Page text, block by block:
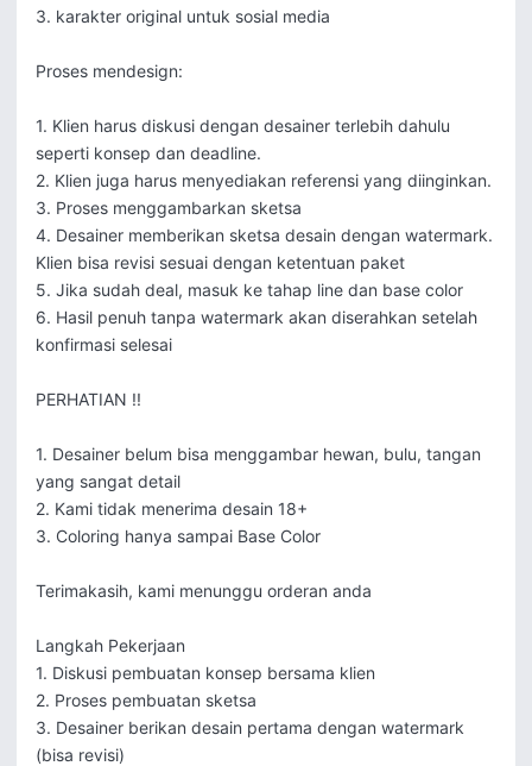
3. karakter original untuk sosial media
Proses mendesign:
1. Klien harus diskusi dengan desainer terlebih dahulu
seperti konsep dan deadline.
2. Klien juga harus menyediakan referensi yang diinginkan.
3. Proses menggambarkan sketsa
4. Desainer memberikan sketsa desain dengan watermark.
Klien bisa revisi sesuai dengan ketentuan paket
5. Jika sudah deal, masuk ke tahap line dan base color
6. Hasil penuh tanpa watermark akan diserahkan setelah
konfirmasi selesai
PERHATIAN !!
1. Desainer belum bisa menggambar hewan, bulu, tangan
yang sangat detail
2. Kami tidak menerima desain 18+
3. Coloring hanya sampai Base Color
Terimakasih, kami menunggu orderan anda
Langkah Pekerjaan
1. Diskusi pembuatan konsep bersama klien
2. Proses pembuatan sketsa
3. Desainer berikan desain pertama dengan watermark
(bisa revisi)